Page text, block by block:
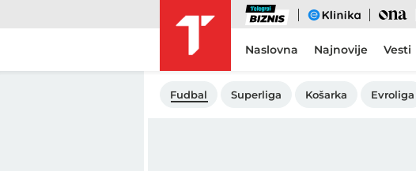
Biznis eKlinika Ona
Naslovna Najnovije Vesti
Fudbal Superliga Košarka Evroliga